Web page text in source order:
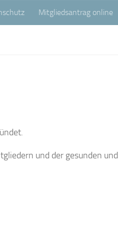
Mitgliedsantrag online
und der gesunden und